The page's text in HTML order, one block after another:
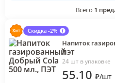
Всего 1
Скидка -2%
Напиток
ПЭТ
24 шт в упаковке
55.10 ₽/шт